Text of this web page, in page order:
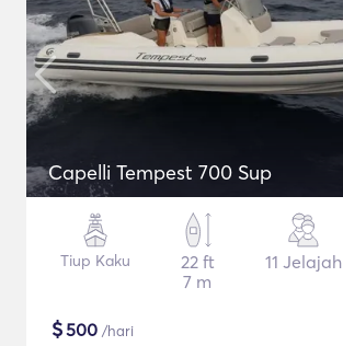
Capelli Tempest 700 Sup
Tiup Kaku
22 ft
7 m
11 Jelajah
$500 /hari